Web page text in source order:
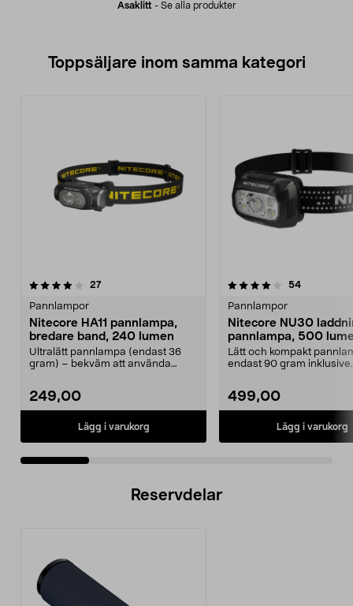
Asaklitt - Se alla produkter
Toppsäljare inom samma kategori
27recensioner
Pannlampor
Nitecore HA11 pannlampa,
bredare band, 240 lumen
Ultralätt pannlampa (endast 36
gram) – bekväm att använda
249,00
Lägg i varukorg
4.0 av 5 stjärnor 54recensioner
Pannlampor
Nitecore NU30
pannlampa, 500
Lätt och kompakt
endast 90 gram inklusive
499,00
Lägg i varukorg
4.0 av 5 stjärnor
Reservdelar